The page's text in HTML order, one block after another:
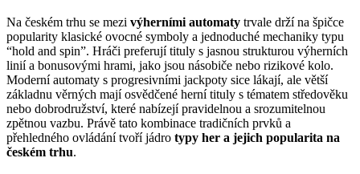
Na českém trhu se mezi výherními automaty trvale drží na špičce
popularity klasické ovocné symboly a jednoduché mechaniky typu
“hold and spin”. Hráči preferují tituly s jasnou strukturou výherních
linií a bonusovými hrami, jako jsou násobiče nebo rizikové kolo.
Moderní automaty s progresivními jackpoty sice lákají, ale větší
základnu věrných mají osvědčené herní tituly s tématem středověku
nebo dobrodružství, které nabízejí pravidelnou a srozumitelnou
zpětnou vazbu. Právě tato kombinace tradičních prvků a
přehledného ovládání tvoří jádro typy her a jejich popularita na
českém trhu.